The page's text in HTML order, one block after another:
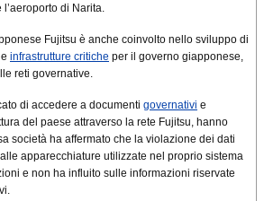
di Narita.
Fujitsu è anche coinvolto nello sviluppo di
infrastrutture critiche per il governo giapponese,
reti governative.
di accedere a documenti governativi e
del paese attraverso la rete Fujitsu, hanno
società ha affermato che la violazione dei dati
apparecchiature utilizzate nel proprio sistema
e non ha influito sulle informazioni riservate